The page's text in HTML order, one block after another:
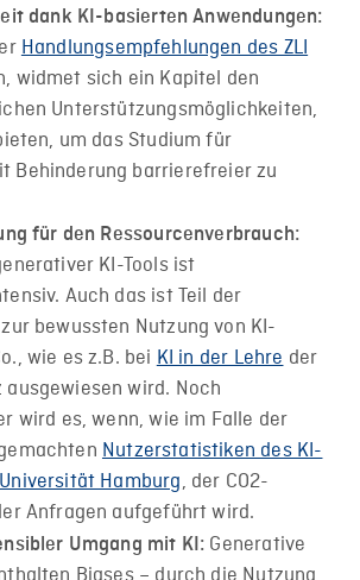
dank KI-basierten Anwendungen:
Handlungsempfehlungen des ZLI
widmet sich ein Kapitel den
Unterstützungsmöglichkeiten,
um das Studium für
Behinderung barrierefreier zu
für den Ressourcenverbrauch:
KI-Tools ist
Auch das ist Teil der
bewussten Nutzung von KI-
wie es z.B. bei KI in der Lehre der
ausgewiesen wird. Noch
wird es, wenn, wie im Falle der
Nutzerstatistiken des KI-
Hamburg, der CO2-
Anfragen aufgeführt wird.
Umgang mit KI: Generative